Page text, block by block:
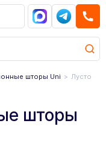
шторы Uni
Лусто
шторы